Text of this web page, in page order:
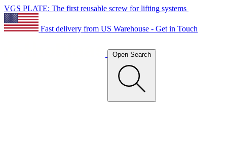
VGS PLATE: The first reusable screw for lifting systems
Fast delivery from US Warehouse - Get in Touch
Open Search